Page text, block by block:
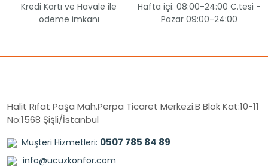
Kredi Kartı ve Havale ile
ödeme imkanı
Hafta içi: 08:00-24:00 C.tesi -
Pazar 09:00-24:00
Halit Rıfat Paşa Mah.Perpa Ticaret Merkezi.B Blok Kat:10-11
No:1568 Şişli/İstanbul
Müşteri Hizmetleri: 0507 785 84 89
info@ucuzkonfor.com